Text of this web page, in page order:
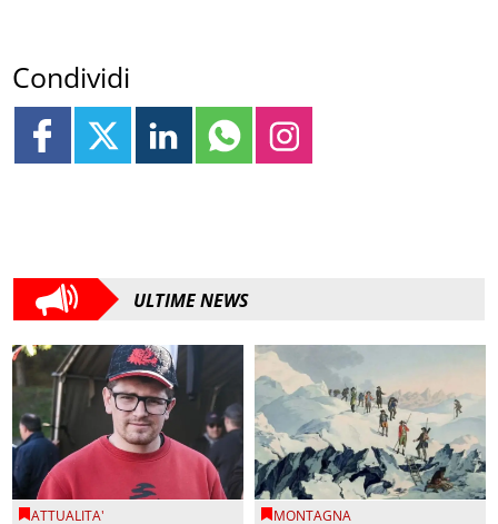
Condividi
ULTIME NEWS
ATTUALITA' MONTAGNA